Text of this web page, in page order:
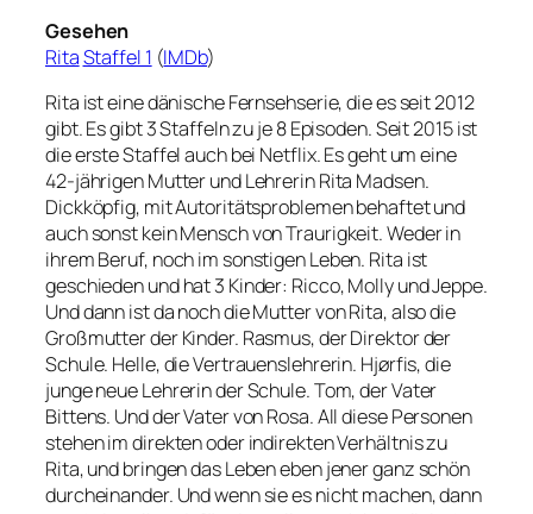
Gesehen
RitaStaffel 1 (IMDb)
Rita ist eine dänische Fernsehserie, die es seit 2012
gibt. Es gibt 3 Staffeln zu je 8 Episoden. Seit 2015 ist
die erste Staffel auch bei Netflix. Es geht um eine
42-jährigen Mutter und Lehrerin Rita Madsen.
Dickköpfig, mit Autoritätsproblemen behaftet und
auch sonst kein Mensch von Traurigkeit. Weder in
ihrem Beruf, noch im sonstigen Leben. Rita ist
geschieden und hat 3 Kinder: Ricco, Molly und Jeppe.
Und dann ist da noch die Mutter von Rita, also die
Großmutter der Kinder. Rasmus, der Direktor der
Schule. Helle, die Vertrauenslehrerin. Hjørfis, die
junge neue Lehrerin der Schule. Tom, der Vater
Bittens. Und der Vater von Rosa. All diese Personen
stehen im direkten oder indirekten Verhältnis zu
Rita, und bringen das Leben eben jener ganz schön
durcheinander. Und wenn sie es nicht machen, dann